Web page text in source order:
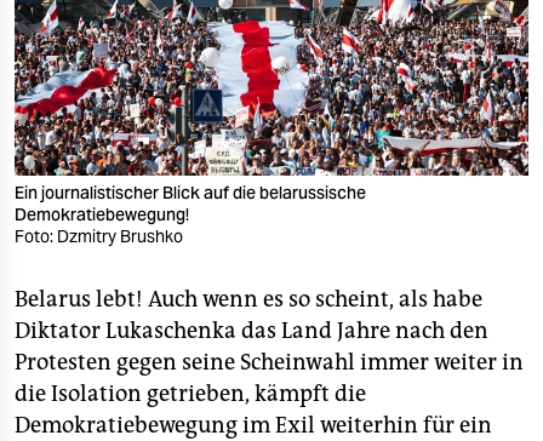
veranstaltungen
shop
fragen & hilfe
unterstützen
abo
epaper login
Ein journalistischer Blick auf die belarussische
Demokratiebewegung!
Foto: Dzmitry Brushko
Belarus lebt! Auch wenn es so scheint, als habe
Diktator Lukaschenka das Land Jahre nach den
Protesten gegen seine Scheinwahl immer weiter in
die Isolation getrieben, kämpft die
Demokratiebewegung im Exil weiterhin für ein